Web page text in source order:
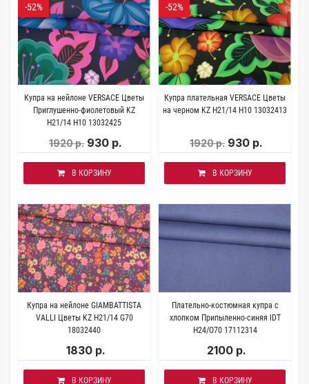
-52%
Купра на нейлоне VERSACE Цветы
Приглушенно-фиолетовый KZ
H21/14 Н10 13032425
1920 р. 930 р.
В КОРЗИНУ
-52%
Купра плательная VERSACE Цветы
на черном KZ H21/14 Н10 13032413
1920 р. 930 р.
В КОРЗИНУ
Купра на нейлоне GIAMBATTISTA
VALLI Цветы KZ H21/14 G70
18032440
1830 р.
В КОРЗИНУ
Плательно-костюмная купра с
хлопком Припыленно-синяя IDT
H24/O70 17112314
2100 р.
В КОРЗИНУ